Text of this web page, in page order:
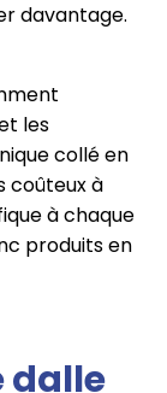
davantage.
les
collé en
coûteux à
à chaque
produits en
dalle